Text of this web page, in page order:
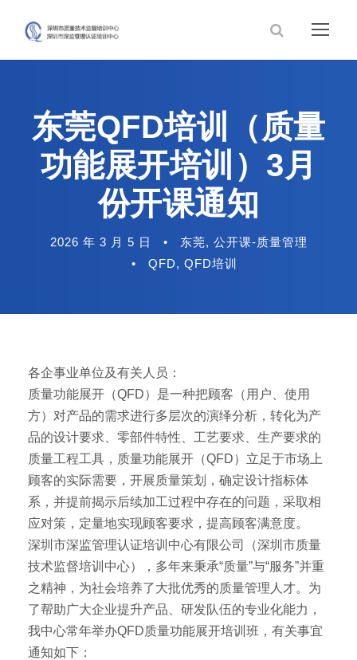
东莞QFD培训（质量
功能展开培训）3月
份开课通知
2026 年 3 月 5 日 • 东莞, 公开课-质量管理
•
QFD, QFD培训
各企事业单位及有关人员：
质量功能展开（QFD）是一种把顾客（用户、使用
方）对产品的需求进行多层次的演绎分析，转化为产
品的设计要求、零部件特性、工艺要求、生产要求的
质量工程工具，质量功能展开（QFD）立足于市场上
顾客的实际需要，开展质量策划，确定设计指标体
系，并提前揭示后续加工过程中存在的问题，采取相
应对策，定量地实现顾客要求，提高顾客满意度。
深圳市深监管理认证培训中心有限公司（深圳市质量
技术监督培训中心），多年来秉承“质量”与“服务”并重
之精神，为社会培养了大批优秀的质量管理人才。为
了帮助广大企业提升产品、研发队伍的专业化能力，
我中心常年举办QFD质量功能展开培训班，有关事宜
通知如下：